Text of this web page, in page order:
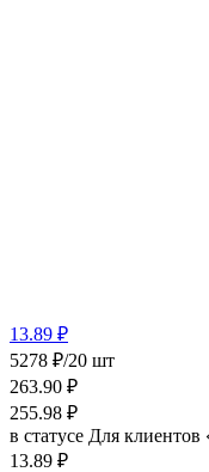
13.89 ₽
5278 ₽/20 шт
263.90 ₽
255.98 ₽
в статусе Для клиентов
13.89 ₽